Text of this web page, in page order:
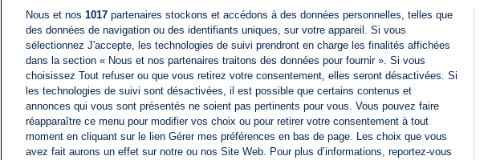
Nous et nos 1017 partenaires stockons et accédons à des données personnelles, telles que
des données de navigation ou des identifiants uniques, sur votre appareil. Si vous
sélectionnez J'accepte, les technologies de suivi prendront en charge les finalités affichées
dans la section « Nous et nos partenaires traitons des données pour fournir ». Si vous
choisissez Tout refuser ou que vous retirez votre consentement, elles seront désactivées. Si
les technologies de suivi sont désactivées, il est possible que certains contenus et
annonces qui vous sont présentés ne soient pas pertinents pour vous. Vous pouvez faire
réapparaître ce menu pour modifier vos choix ou pour retirer votre consentement à tout
moment en cliquant sur le lien Gérer mes préférences en bas de page. Les choix que vous
avez fait aurons un effet sur notre ou nos Site Web. Pour plus d’informations, reportez-vous